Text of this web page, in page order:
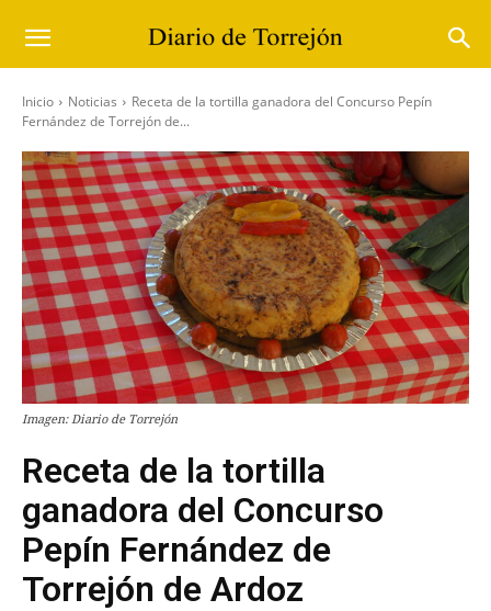
Inicio Noticias
Receta de la tortilla ganadora del Concurso Pepín
Fernández de Torrejón de...
Imagen: Diario de Torrejón
Receta de la tortilla
ganadora del Concurso
Pepín Fernández de
Torrejón de Ardoz